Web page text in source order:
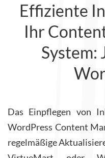
Effiziente
Ihr
System:
Das Einpflegen von
WordPress Content
regelmäßige